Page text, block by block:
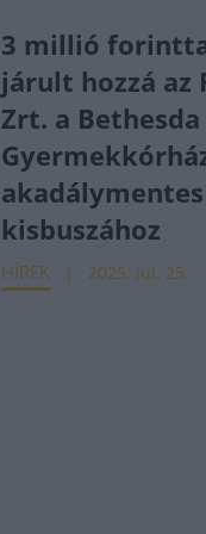
3 millió
járult hozzá az
Zrt. a Bethesda
akadálymentes
kisbuszához
HÍREK 2025. júl. 25.